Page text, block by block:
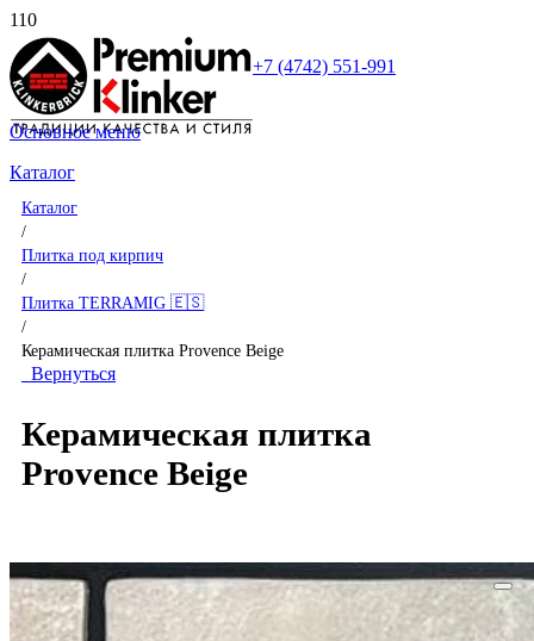
+7 (4742) 551-991
Основное меню
Каталог
Каталог
/
Плитка под кирпич
/
Плитка TERRAMIG 🇪🇸
/
Керамическая плитка Provence Beige
Вернуться
Керамическая плитка
Provence Beige